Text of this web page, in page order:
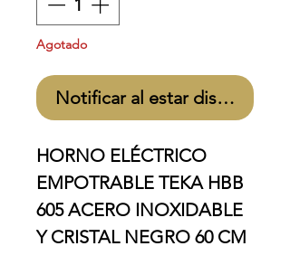
Agotado
Notificar al estar disponible
HORNO ELÉCTRICO
EMPOTRABLE TEKA HBB
605 ACERO INOXIDABLE
Y CRISTAL NEGRO 60 CM